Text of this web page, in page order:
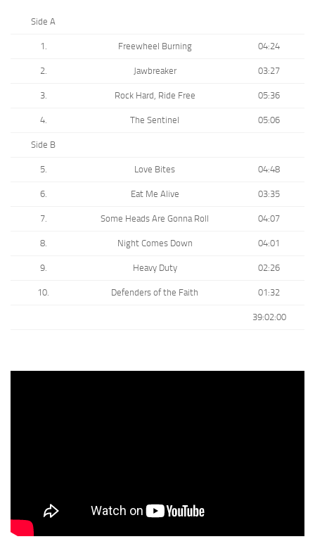
Side A
1. Freewheel Burning 04:24
2. Jawbreaker 03:27
3. Rock Hard, Ride Free 05:36
4. The Sentinel 05:06
Side B
5. Love Bites 04:48
6. Eat Me Alive 03:35
7. Some Heads Are Gonna Roll 04:07
8. Night Comes Down 04:01
9. Heavy Duty 02:26
10. Defenders of the Faith 01:32
39:02:00